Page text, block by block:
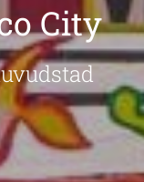
City